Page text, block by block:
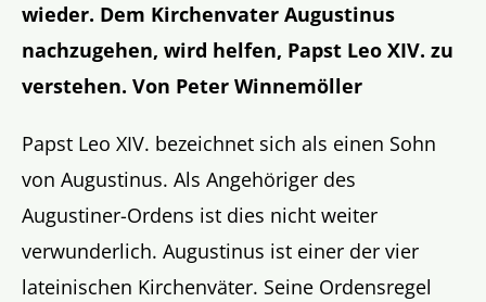
wieder. Dem Kirchenvater Augustinus
nachzugehen, wird helfen, Papst Leo XIV. zu
verstehen. Von Peter Winnemöller
Papst Leo XIV. bezeichnet sich als einen Sohn
von Augustinus. Als Angehöriger des
Augustiner-Ordens ist dies nicht weiter
verwunderlich. Augustinus ist einer der vier
lateinischen Kirchenväter. Seine Ordensregel